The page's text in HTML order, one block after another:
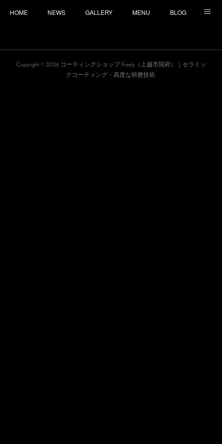
HOME NEWS GALLERY MENU BLOG
Copyright © 2026 コーティングショップ Freely（上越市国府）｜セラミッ
クコーティング・高度な研磨技術.